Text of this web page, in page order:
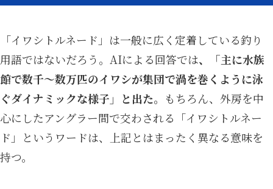
「イワシトルネード」は一般に広く定着している釣り
用語ではないだろう。AIによる回答では、「主に水族
館で数千～数万匹のイワシが集団で渦を巻くように泳
ぐダイナミックな様子」と出た。 もちろん、外房を中
心にしたアングラー間で交わされる「イワシトルネー
ド」というワードは、上記とはまったく異なる意味を
持つ。